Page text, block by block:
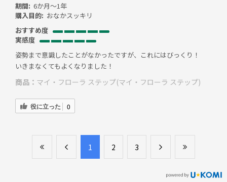
期間: 6か月～1年
購入目的: おなかスッキリ
おすすめ度
実感度
姿勢まで意識したことがなかったですが、これにはびっくり！
いきまなくてもよくなりました！
商品： マイ・フローラ ステップ(マイ・フローラ ステップ)
役に立った 0
​1 ​2 ​3